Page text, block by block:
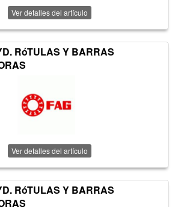
Ver detalles del artículo
RóTULAS Y BARRAS
Ver detalles del artículo
RóTULAS Y BARRAS